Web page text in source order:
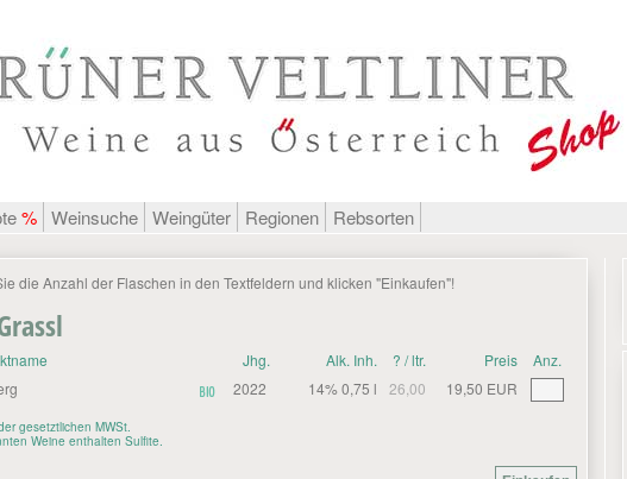
% Weinsuche Weingüter Regionen Rebsorten
die Anzahl der Flaschen in den Textfeldern und klicken "Einkaufen"!
Jhg. Alk. Inh. ? / ltr. Preis
Anz.
2022 14% 0,75 l 26,00 19,50 EUR
gesetztlichen MWSt.
Weine enthalten Sulfite.